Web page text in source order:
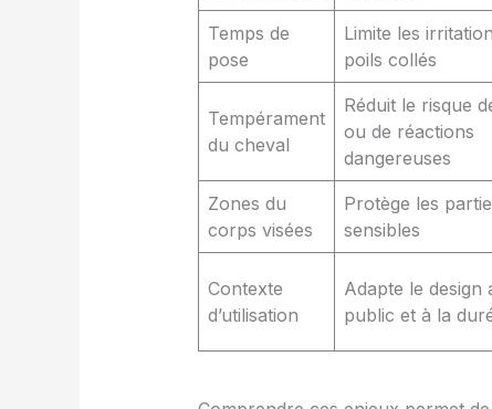
Temps de
pose
Limite les
poils collés
Tempérament
du cheval
Réduit le risque
ou de réactions
dangereuses
Zones du
corps visées
Protège les
sensibles
Contexte
d’utilisation
Adapte le design
public et à la